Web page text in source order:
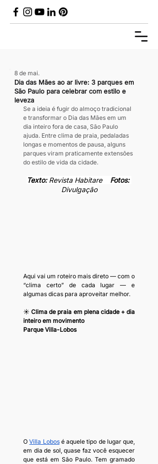
Dia das Mães ao ar livre: 3 parques em
São Paulo para celebrar com estilo e
leveza
8 de mai.
Se a ideia é fugir do almoço tradicional
e transformar o Dia das Mães em um
dia inteiro fora de casa, São Paulo
ajuda. Entre clima de praia, pedaladas
longas e momentos de pausa, alguns
parques viram praticamente extensões
do estilo de vida da cidade.
Texto: Revista Habitare Fotos:
Divulgação
Aqui vai um roteiro mais direto — com o
“clima certo” de cada lugar — e
algumas dicas para aproveitar melhor.
☀️ Clima de praia em plena cidade + dia
inteiro em movimento
Parque Villa-Lobos
O Villa Lobos é aquele tipo de lugar que,
em dia de sol, quase faz você esquecer
que está em São Paulo. Tem gramado